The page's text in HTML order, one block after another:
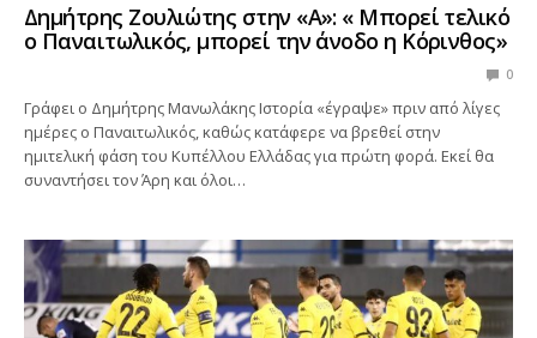
Δημήτρης Ζουλιώτης στην «Α»: « Μπορεί τελικό
ο Παναιτωλικός, μπορεί την άνοδο η Κόρινθος»
0
Γράφει ο Δημήτρης Μανωλάκης Ιστορία «έγραψε» πριν από λίγες
ημέρες ο Παναιτωλικός, καθώς κατάφερε να βρεθεί στην
ημιτελική φάση του Κυπέλλου Ελλάδας για πρώτη φορά. Εκεί θα
συναντήσει τον Άρη και όλοι…